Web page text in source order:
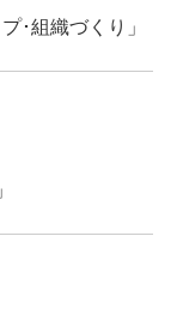
･組織づくり」